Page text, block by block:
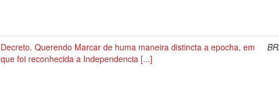
Decreto. Querendo Marcar de huma maneira distincta a epocha, em
que foi reconhecida a Independencia [...]